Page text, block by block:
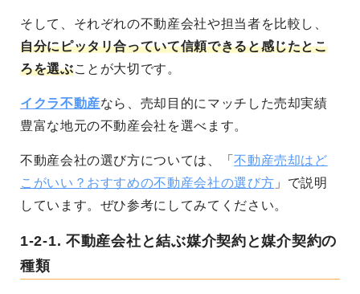
そして、 それぞれの不動産会社や担当者を比較し、
自分にピッタリ合っていて信頼できると感じたとこ
ろを選ぶこと が大切です。
イクラ不動産なら、売却目的にマッチした売却実績
豊富な地元の不動産会社を選べます。
不動産会社の選び方については、「不動産売却はど
こがいい？おすすめの不動産会社の選び方 」で説明
しています。ぜひ参考にしてみてください。
1-2-1. 不動産会社と結ぶ媒介契約と媒介契約の
種類